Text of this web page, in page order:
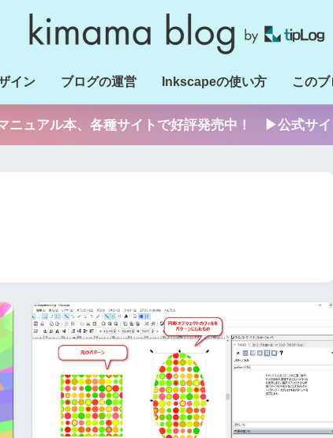
イン ブログの運営 Inkscapeの使い方 この
ニュアル本、各種サイトで好評発売中！ ▶公式サイ